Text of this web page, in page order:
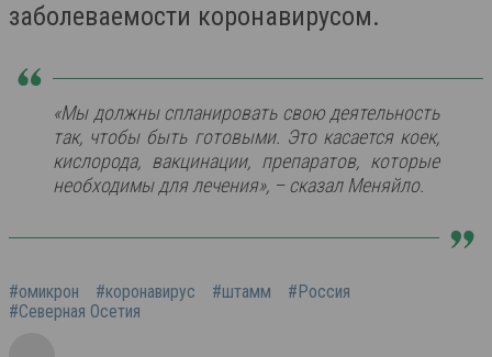
заболеваемости коронавирусом.
«Мы должны спланировать свою деятельность
так, чтобы быть готовыми. Это касается коек,
кислорода, вакцинации, препаратов, которые
необходимы для лечения», – сказал Меняйло.
#омикрон #коронавирус #штамм
#Россия
#Северная Осетия